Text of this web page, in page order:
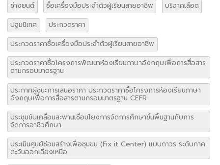
ช่างยนต์
ซื้อเครื่องมือประจำตัวผู้เรียนสายอาชีพ
บริจาคเลือด
ปฐมนิเทศ
ประกวดราคา
ประกวดราคาซื้อเครื่องมือประจำตัวผู้เรียนสายอาชีพ
ประกวดราคาซื้อโครงการพัฒนาห้องเรียนภาษาอังกฤษเพื่อการสื่อสาร
ตามกรอบมาตรฐาน
ประกาศผู้ชนะการเสนอราคา ประกวดราคาซื้อโครงการห้องเรียนภาษา
อังกฤษเพื่อการสื่อสารตามกรอบมาตรฐาน CEFR
ประชุมขับเคลื่อนสะพานเชื่อมโยงการจัดการศึกษาขั้นพื้นฐานกับการ
จัดการอาชีวศึกษา
ประเมินศูนย์ซ่อมสร้างเพื่อชุมขน (Fix it Center) แบบถาวร ระดับภาค
ตะวันออกเฉียงเหนือ